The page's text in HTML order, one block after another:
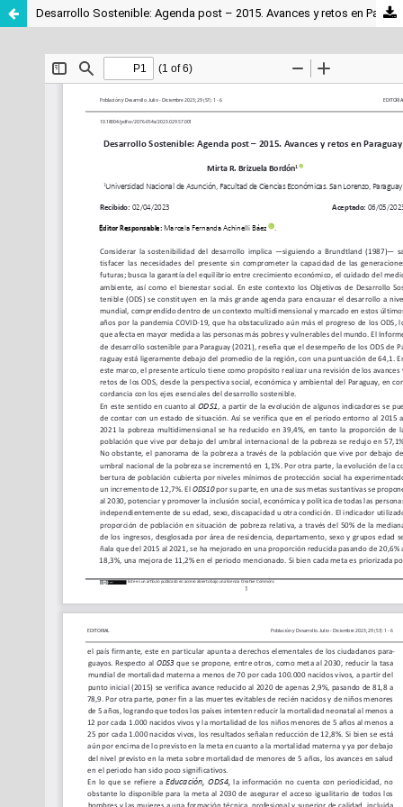
Desarrollo Sostenible: Agenda post – 2015. Avances y retos en Paraguay